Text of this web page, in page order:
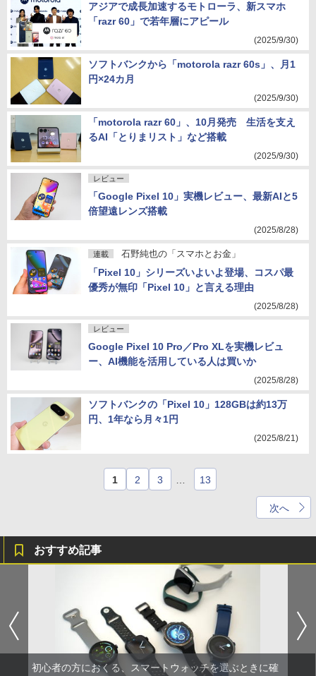
アジアで成長加速するモトローラ、新スマホ
「razr 60」で若年層にアピール
(2025/9/30)
ソフトバンクから「motorola razr 60s」、月1
円×24カ月
(2025/9/30)
「motorola razr 60」、10月発売 生活を支え
るAI「とりまリスト」など搭載
(2025/9/30)
レビュー
「Google Pixel 10」実機レビュー、最新AIと5
倍望遠レンズ搭載
(2025/8/28)
連載 石野純也の「スマホとお金」
「Pixel 10」シリーズいよいよ登場、コスパ最
優秀が無印「Pixel 10」と言える理由
(2025/8/28)
レビュー
Google Pixel 10 Pro／Pro XLを実機レビュ
ー、AI機能を活用している人は買いか
(2025/8/28)
ソフトバンクの「Pixel 10」128GBは約13万
円、1年なら月々1円
(2025/8/21)
1 2 3 13
次へ
おすすめ記事
初心者の方におくる、スマートウォッチを選ぶときに確